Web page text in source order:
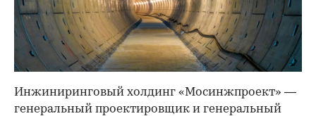
Инжиниринговый холдинг «Мосинжпроект» —
генеральный проектировщик и генеральный